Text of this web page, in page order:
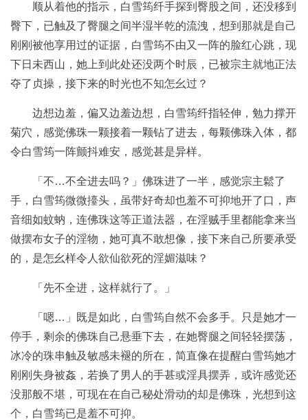
顺从着他的指示，白雪筠纤手探到臀股之间，还没移到
臀下，已触及了臀腿之间半湿半乾的流洩，想到那就是自己
刚刚被他享用过的证据，白雪筠不由又一阵的脸红心跳，现
下日未西山，她上到此处还没两个时辰，已被宗主就地正法
夺了贞操，接下来的时光也不知怎幺过？
边想边羞，偏又边羞边想，白雪筠纤指轻伸，勉力撑开
菊穴，感觉佛珠一颗接着一颗钻了进去，每颗佛珠入体，都
令白雪筠一阵颤抖难安，感觉甚是异样。
「不…不全进去吗？」佛珠进了一半，感觉宗主鬆了
手，白雪筠微微擡头，虽带好奇却也羞不可抑地开了口，声
音细如蚊蚋，连佛珠这等正道法器，在淫贼手里都能拿来当
做摆布女子的淫物，她可真不敢想像，接下来自己所要承受
的，是怎幺样令人欲仙欲死的淫媚滋味？
「先不全进，这样就行了。」
「嗯…」既是如此，白雪筠自然不会多手。只是她才一
停手，剩余的佛珠自己悬垂下去，在她臀腿之间轻轻摆荡，
冰冷的珠串触及敏感未褪的所在，简直像在提醒白雪筠她才
刚刚失身被姦，若换了男人的手甚或淫具摆弄，或许感觉还
没那般不堪，可现在在自己秘处滑动的却是佛珠，光想到这
个，白雪筠已是羞不可抑。